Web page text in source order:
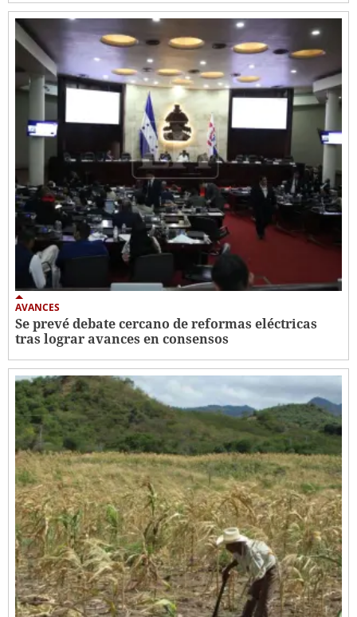
AVANCES
Se prevé debate cercano de reformas eléctricas
tras lograr avances en consensos